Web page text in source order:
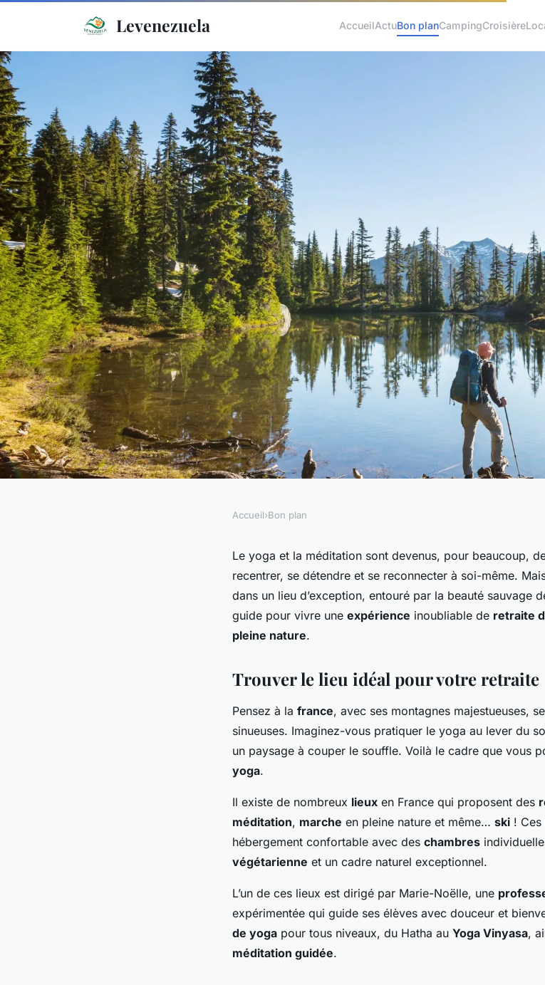
Levenezuela AccueilActuBon planCampingCroisière
Guide pour une expérience de
de yoga et de méditation en pleine
Accueil›Bon plan
Le yoga et la méditation sont devenus, pour beaucoup,
recentrer, se détendre et se reconnecter à soi-même.
dans un lieu d’exception, entouré par la beauté sauvage
guide pour vivre une expérience inoubliable de retraite
pleine nature.
Trouver le lieu idéal pour votre retraite
Pensez à la france, avec ses montagnes majestueuses,
sinueuses. Imaginez-vous pratiquer le yoga au lever du
un paysage à couper le souffle. Voilà le cadre que vous
yoga.
Il existe de nombreux lieux en France qui proposent des
méditation, marche en pleine nature et même… ski !
hébergement confortable avec des chambres
végétarienne et un cadre naturel exceptionnel.
L’un de ces lieux est dirigé par Marie-Noëlle, une
expérimentée qui guide ses élèves avec douceur et
de yoga pour tous niveaux, du Hatha au Yoga Vinyasa,
méditation guidée.